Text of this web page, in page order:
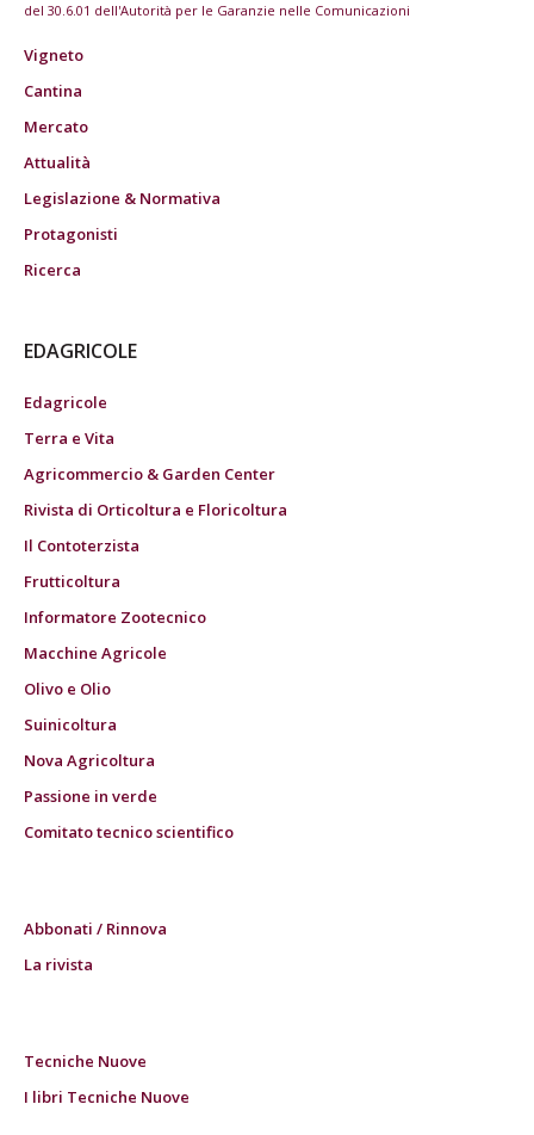
del 30.6.01 dell'Autorità per le Garanzie nelle Comunicazioni
Vigneto
Cantina
Mercato
Attualità
Legislazione & Normativa
Protagonisti
Ricerca
EDAGRICOLE
Edagricole
Terra e Vita
Agricommercio & Garden Center
Rivista di Orticoltura e Floricoltura
Il Contoterzista
Frutticoltura
Informatore Zootecnico
Macchine Agricole
Olivo e Olio
Suinicoltura
Nova Agricoltura
Passione in verde
Comitato tecnico scientifico
Abbonati / Rinnova
La rivista
Tecniche Nuove
I libri Tecniche Nuove